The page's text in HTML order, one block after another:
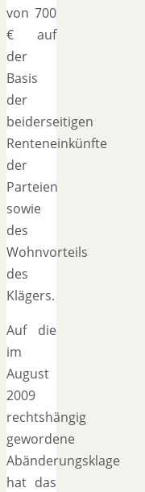
von 700
€ auf
der
Basis
der
beiderseitigen
Renteneinkünfte
der
Parteien
sowie
des
Wohnvorteils
des
Klägers.
Auf die
im
August
2009
rechtshängig
gewordene
Abänderungsklage
hat das